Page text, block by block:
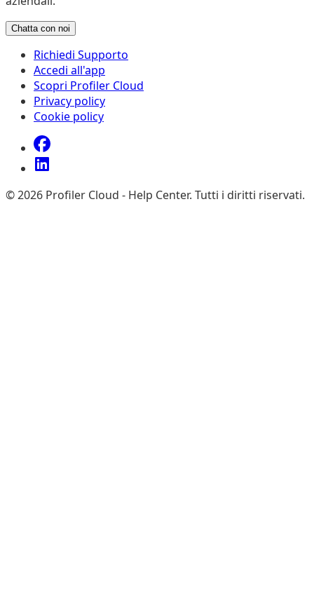
Chatta con noi
Richiedi Supporto
Accedi all'app
Scopri Profiler Cloud
Privacy policy
Cookie policy
©2026 Profiler Cloud - Help Center. Tutti i diritti riservati.